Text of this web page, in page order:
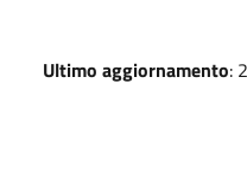
Ultimo aggiornamento: